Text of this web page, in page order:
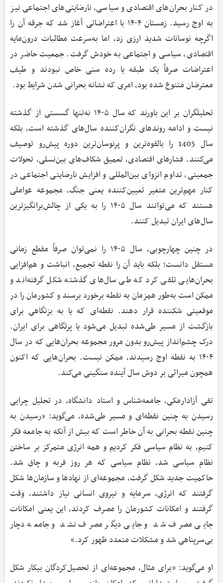
در کنار بحران‌های اقتصادی و سیاسی، نارضایتی‌های اجتماعی نیز
به اوج رسید. زمستان ۱۴۰۴ با اعتراضاتی آغاز شد که جرقه آن را
اگرچه نوسانات شدید ارزی زد، اما به‌سرعت مطالبات درون‌مایه
اقتصادی، سیاسی و اجتماعی به خودش گرفت. جمعیت حاضر در
اعتراضات صرفاً یک طبقه یا رده سنی خاص نبودند و طیف
معترضان متنوع شده بود، امری که نشانه بحرانی شدن شرایط بود.
تحلیلگران بر این باورند که سال ۱۴۰۵ نه‌تنها گسستی از گذشته
نیست و ادامه روندهای نگران‌کننده سال‌های گذشته است، بلکه
سال 1405 را بالقوه‌ترین و پرنوسان‌ترین دوره پیش‌رو توصیف
می‌کنند. فشارهای اقتصادی، تعمیق شکاف‌های بین‌نسلی، تحولات
جمعیتی، تداوم انزوای بین‌المللی و افزایش نارضایتی اجتماعی در
کنار مهم‌ترین متغیر تعیین‌کننده یعنی جنگ، مجموعه عواملی
هستند که می‌توانند سال ۱۴۰۵ را به یکی از چالش‌برانگیزترین
سال‌های ایران تبدیل کنند.
در چنین چهارچوبی، سال ۱۴۰۵ را نمی‌توان صرفاً مقطع زمانی
مستقل دانست؛ بلکه باید آن را نقطه تجمیع، انباشت و هم‌افزایی
بحران‌هایی تلقی کرد که طی سال‌های گذشته شکل گرفته‌اند و
ممکن است به‌طور همزمان به نقطه برخورد برسند و کشورمان را در
موقعیتی شکننده قرار دهند. نقطه‌ای که یا به بزنگاهی برای
بازگشت از مسیر طی‌شده تبدیل می‌شود یا پرتگاهی برای ایران.
درک چشم‌انداز پیش‌رو بدون مرور مجموعه بحران‌هایی که در سال
۱۴۰۴ به نقطه اوج رسیدند، ممکن نیست. بحران‌هایی که اکنون
همچون میراثی بر دوش سال آینده سنگینی می‌کند.
تقی آزادارمکی، جامعه‌شناس و استاد دانشگاه، در تحلیل چرایی
رسیدن به چنین نقطه‌ای و مسیر طی‌شده، می‌گوید: «رسیدن به
چنین نقطه بحرانی به آن خاطر است که بیش از آنکه به جامعه فکر
کنیم، به نظام سیاسی فکر کردیم و همه انرژی متمرکز بر ساختن
نظام سیاسی شد، نظام سیاسی که هر روز فربه و چاق شد.
حاکمیت جدید شکل گرفت، مجموعه‌ای از نهادها و سازمان‌ها شکل
گرفتند که انرژی، سرمایه و نیروی انسانی نیاز داشتند، وقت
گرفتند و امکانات کشورمان را مصرف کردند، این یعنی امکانات
جایی مصرف شد و جایی دیگر مصرف نشد و جامعه دچار
بی‌سرپناهی شد و مشکلات متعدد ظهور کرد.»
او می‌گوید: «برای مثال، مجموعه‌ای از تحصیل‌کردگان بیکار شکل